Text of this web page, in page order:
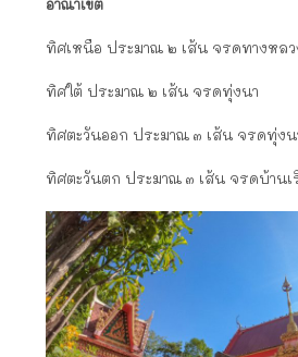
ทิศเหนือ ประมาณ ๒ เส้น จรดทางหล
ทิศใต้ ประมาณ ๒ เส้น จรดทุ่งนา
ทิศตะวันออก ประมาณ ๓ เส้น จรดทุ่งน
ทิศตะวันตก ประมาณ ๓ เส้น จรดบ้านเ